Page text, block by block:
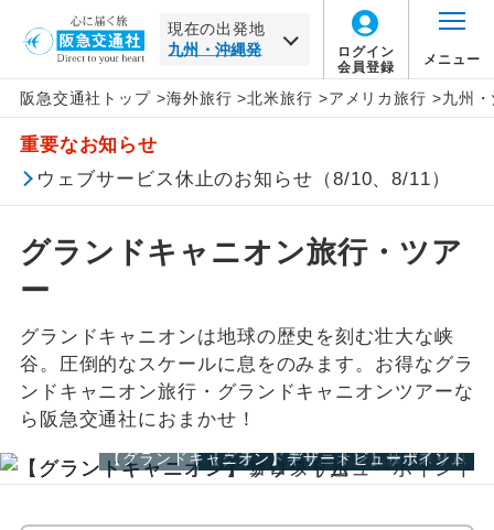
現在の出発地
ログイン
会員登録
メニュー
阪急交通社トップ >海外旅行 >北米旅行 >アメリカ旅行 >九州
重要なお知らせ
ウェブサービス休止のお知らせ（8/10、8/11）
グランドキャニオン旅行・ツア
ー
グランドキャニオンは地球の歴史を刻む壮大な峡
谷。圧倒的なスケールに息をのみます。お得なグラ
ンドキャニオン旅行・グランドキャニオンツアーな
ら阪急交通社におまかせ！
【グランドキャニオン】コロラド川
【グランドキャニオン】サウスリム
【グランドキャニオン】デザートビューポイント
北海道
東北
東海
関西
中国
北米
アメリカ合衆国すべて
ニューヨーク
ラスベガス
グランドキャニオン
この月をすべて選択
年月
年 月
日 月 火 水
旅行タイプ
家族旅行
長期滞在
周遊
女性限定
エコノミー
プレミアムエコノミー
トラピックス
クリスタルハート
ロイヤルコレクション
その他
催行確定
1名催行